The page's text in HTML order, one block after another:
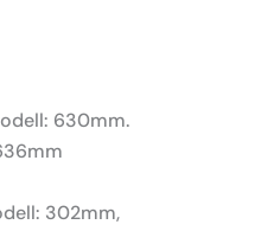
630mm.
302mm,